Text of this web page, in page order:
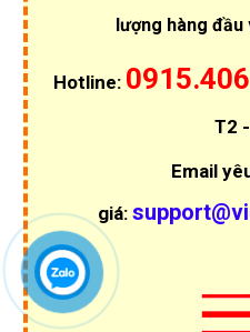
lượng hàng đầu
Hotline:
T2
Email
giá: